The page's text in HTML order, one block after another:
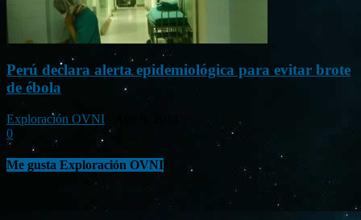
Perú declara alerta epidemiológica para evitar brote
de ébola
Exploración OVNI
0
Me gusta Exploración OVNI